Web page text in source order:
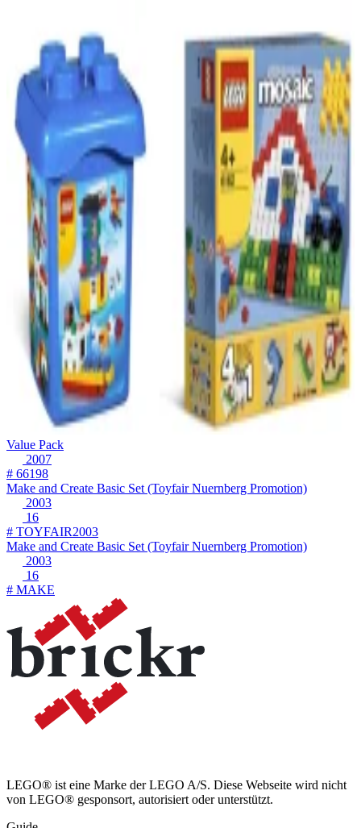
Value Pack
2007
# 66198
Make and Create Basic Set (Toyfair Nuernberg Promotion)
2003
16
# TOYFAIR2003
Make and Create Basic Set (Toyfair Nuernberg Promotion)
2003
16
# MAKE
LEGO® ist eine Marke der LEGO A/S. Diese Webseite wird nicht
von LEGO® gesponsort, autorisiert oder unterstützt.